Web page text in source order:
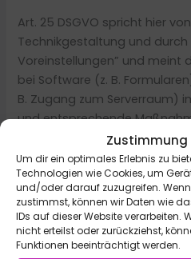
Zustimmung
Um dir ein optimales Erlebnis zu
Technologien wie Cookies, um
und/oder darauf zuzugreifen.
zustimmst, können wir Daten wie
IDs auf dieser Website verarbeiten.
nicht erteilst oder zurückziehst,
Funktionen beeinträchtigt werden.
Art. 25 DSGVO spricht hier
Technikgestaltung und
Voreinstellungen” und meint
bei Software (z. B.
B. Zugang zum Serverraum)
und entsprechende
gehen wir, falls erforderlich,
Maßnahmen ein.
TLS-Verschlüsselung mit https
TLS, Verschlüsselung und
und sind es auch. Wir
Transfer Protocol Secure